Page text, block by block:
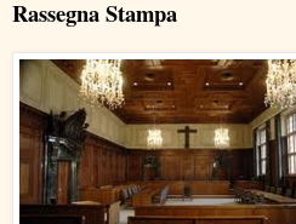
Rassegna Stampa